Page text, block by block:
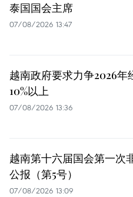
泰国国会主席
07/08/2026 13:47
越南政府要求力争2026年
10%以上
07/08/2026 13:36
越南第十六届国会第一次
公报（第5号）
07/08/2026 13:09